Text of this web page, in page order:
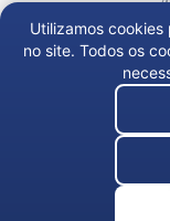
Utilizamos
no site. Todos os